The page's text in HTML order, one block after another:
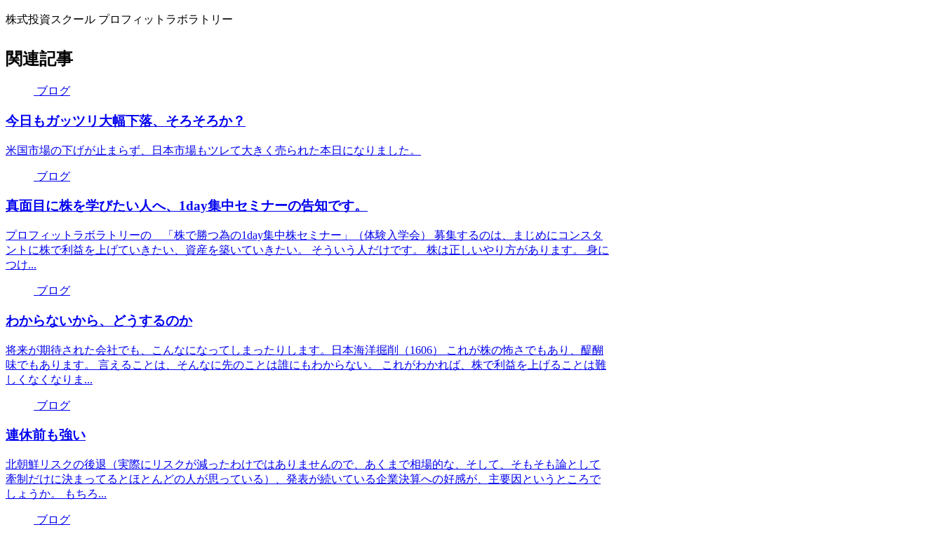
株式投資スクール プロフィットラボラトリー
関連記事
ブログ
今日もガッツリ大幅下落、そろそろか？
米国市場の下げが止まらず、日本市場もツレて大きく売られた本日になりました。
ブログ
真面目に株を学びたい人へ、1day集中セミナーの告知です。
プロフィットラボラトリーの 「株で勝つ為の1day集中株セミナー」（体験入学会） 募集するのは、まじめにコンスタ
ントに株で利益を上げていきたい、資産を築いていきたい。 そういう人だけです。 株は正しいやり方があります。 身に
つけ...
ブログ
わからないから、どうするのか
将来が期待された会社でも、こんなになってしまったりします。日本海洋掘削（1606） これが株の怖さでもあり、醍醐
味でもあります。 言えることは、そんなに先のことは誰にもわからない。 これがわかれば、株で利益を上げることは難
しくなくなりま...
ブログ
連休前も強い
北朝鮮リスクの後退（実際にリスクが減ったわけではありませんので、あくまで相場的な、そして、そもそも論として
牽制だけに決まってるとほとんどの人が思っている）、発表が続いている企業決算への好感が、主要因というところで
しょうか。 もちろ...
ブログ